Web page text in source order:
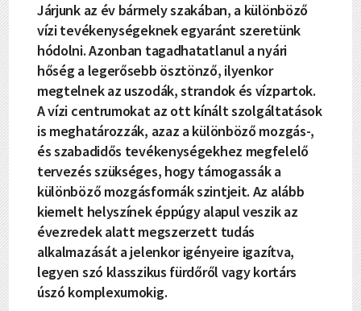
Járjunk az év bármely szakában, a különböző
vízi tevékenységeknek egyaránt szeretünk
hódolni. Azonban tagadhatatlanul a nyári
hőség a legerősebb ösztönző, ilyenkor
megtelnek az uszodák, strandok és vízpartok.
A vízi centrumokat az ott kínált szolgáltatások
is meghatározzák, azaz a különböző mozgás-,
és szabadidős tevékenységekhez megfelelő
tervezés szükséges, hogy támogassák a
különböző mozgásformák szintjeit. Az alább
kiemelt helyszínek éppúgy alapul veszik az
évezredek alatt megszerzett tudás
alkalmazását a jelenkor igényeire igazítva,
legyen szó klasszikus fürdőről vagy kortárs
úszó komplexumokig.